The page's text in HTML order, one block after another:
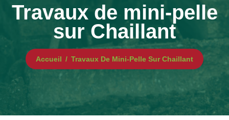
Travaux de mini-pelle
sur Chaillant
Accueil Travaux De Mini-Pelle Sur Chaillant